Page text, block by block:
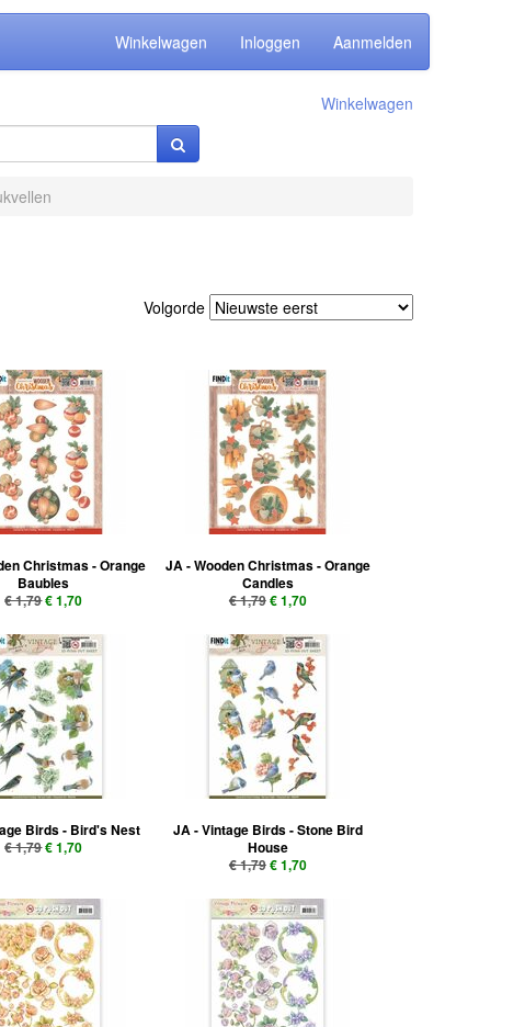
Winkelwagen Inloggen Aanmelden
Winkelwagen
Volgorde
Christmas - Orange
Baubles
€ 1,79€ 1,70
JA - Wooden Christmas - Orange
Candles
€ 1,79€ 1,70
Birds - Bird's Nest
€ 1,79€ 1,70
JA - Vintage Birds - Stone Bird
House
€ 1,79€ 1,70